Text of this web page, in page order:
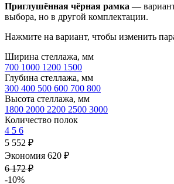
Приглушённая чёрная рамка —
выбора, но в другой комплектации.
Нажмите на вариант, чтобы изменить
Ширина стеллажа, мм
700 1000 1200 1500
Глубина стеллажа, мм
300 400 500 600 700 800
Высота стеллажа, мм
1800 2000 2200 2500 3000
Количество полок
4 5 6
5 552 ₽
Экономия 620 ₽
6 172 ₽
-10%